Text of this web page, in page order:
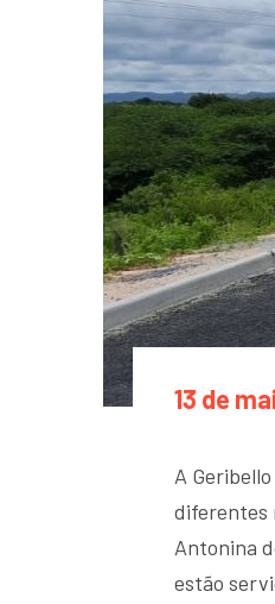
13 de
A
diferentes
Antonina
estão